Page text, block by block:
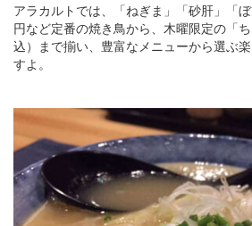
アラカルトでは、「ねぎま」「砂肝」「
円など定番の焼き鳥から、木曜限定の「
込）まで揃い、豊富なメニューから選ぶ
すよ。